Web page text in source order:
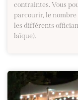
contraintes. Vous
parcourir, le
les différents
laïque).